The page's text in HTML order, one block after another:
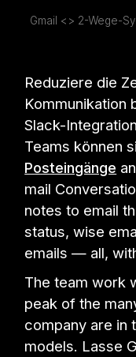
Gmail <> 2-Wege-
Reduziere die
Kommunikation
Slack-
Teams können
Posteingänge
mail
notes to email
status, wise
emails — all,
The team work
peak of the
company are in
models. Lasse